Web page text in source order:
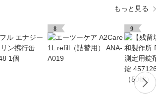
もっと見る
8 9